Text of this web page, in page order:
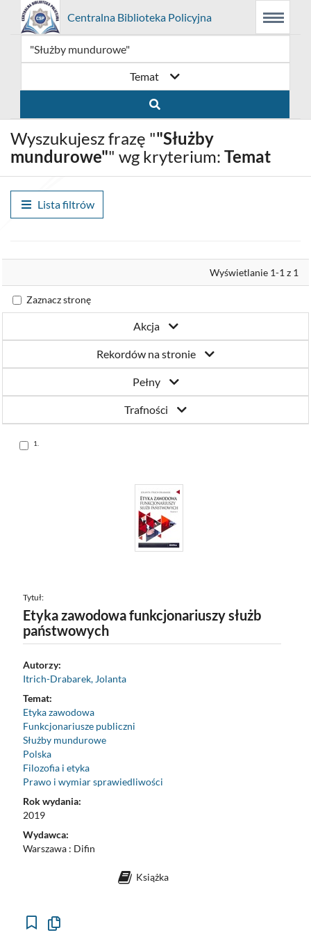
Menu
główne
Wyszukiwarka
Treść
główna
Prolib
Integro
-
strona
główna
Centralna Biblioteka Policyjna
Menu
Temat
Wyszukujesz frazę ""Służby
mundurowe"" wg kryterium: Temat
Lista filtrów
Wyświetlanie 1-1 z 1
Zaznacz stronę
Akcja
Rekordów na stronie
Pełny
Trafności
Skocz
do
1.
Tytuł:
Etyka zawodowa funkcjonariuszy służb
państwowych
Autorzy:
Itrich-Drabarek, Jolanta
Temat:
Etyka zawodowa
Funkcjonariusze publiczni
Służby mundurowe
Polska
Filozofia i etyka
Prawo i wymiar sprawiedliwości
Rok wydania:
2019
Wydawca:
Warszawa : Difin
Książka
Kopiuj